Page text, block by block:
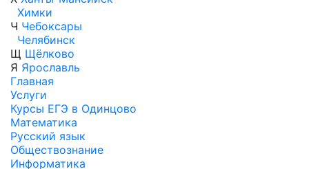
Химки
Ч Чебоксары
Челябинск
Щ Щёлково
Я Ярославль
Главная
Услуги
Курсы ЕГЭ в Одинцово
Математика
Русский язык
Обществознание
Информатика